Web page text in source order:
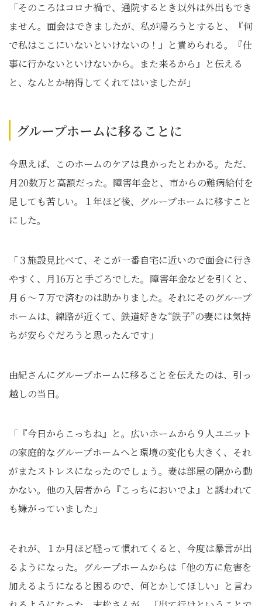
「そのころはコロナ禍で、通院するとき以外は外出もでき
ません。面会はできましたが、私が帰ろうとすると、『何
で私はここにいないといけないの！』と責められる。『仕
事に行かないといけないから。また来るから』と伝える
と、なんとか納得してくれてはいましたが」
グループホームに移ることに
今思えば、このホームのケアは良かったとわかる。ただ、
月20数万と高額だった。障害年金と、市からの難病給付を
足しても苦しい。１年ほど後、グループホームに移すこと
にした。
「３施設見比べて、そこが一番自宅に近いので面会に行き
やすく、月16万と手ごろでした。障害年金などを引くと、
月６～７万で済むのは助かりました。それにそのグループ
ホームは、線路が近くて、鉄道好きな“鉄子”の妻には気持
ちが安らぐだろうと思ったんです」
由紀さんにグループホームに移ることを伝えたのは、引っ
越しの当日。
「『今日からこっちね』と。広いホームから９人ユニット
の家庭的なグループホームへと環境の変化も大きく、それ
がまたストレスになったのでしょう。妻は部屋の隅から動
かない。他の入居者から『こっちにおいでよ』と誘われて
も嫌がっていました」
それが、１か月ほど経って慣れてくると、今度は暴言が出
るようになった。グループホームからは「他の方に危害を
加えるようになると困るので、何とかしてほしい』と言わ